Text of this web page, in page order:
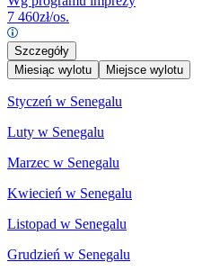
7 460zł/os.
Szczegóły
Miesiąc wylotu
Miejsce wylotu
Styczeń w Senegalu
Luty w Senegalu
Marzec w Senegalu
Kwiecień w Senegalu
Listopad w Senegalu
Grudzień w Senegalu